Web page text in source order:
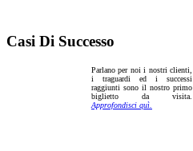
Casi Di Successo
Parlano per noi i nostri clienti,
i traguardi ed i successi
raggiunti sono il nostro primo
biglietto da visita.
Approfondisci quì.